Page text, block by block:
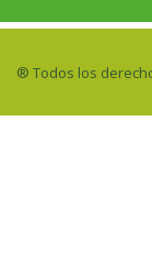
® Todos los